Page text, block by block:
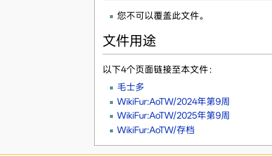
您不可以覆盖此文件。
文件用途
以下4个页面链接至本文件：
毛士多
WikiFur:AoTW/2024年第9周
WikiFur:AoTW/2025年第9周
WikiFur:AoTW/存档